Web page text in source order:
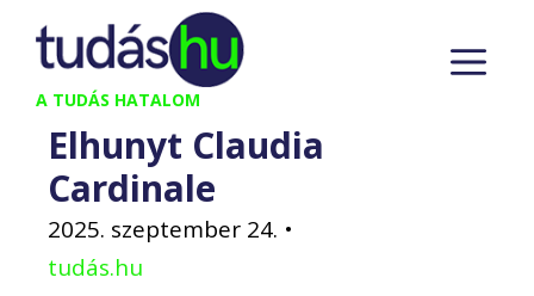
Kilépés
tartalomba
A TUDÁS HATALOM
Elhunyt Claudia
Cardinale
2025. szeptember 24. •
tudás.hu